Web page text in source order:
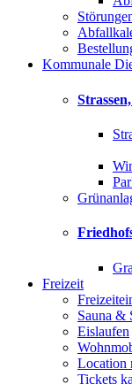
Kommunale
Freizeit
Sauna &
Eislaufen
Location
Tickets